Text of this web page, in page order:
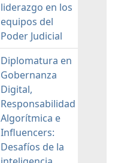
liderazgo en los
equipos del
Poder Judicial
Diplomatura en
Gobernanza
Digital,
Responsabilidad
Algorítmica e
Influencers:
Desafíos de la